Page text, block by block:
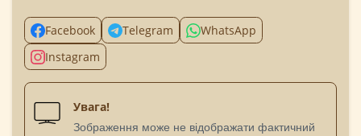
Facebook Telegram
WhatsApp
Instagram
Увага!
Зображення може не відображати фактичний